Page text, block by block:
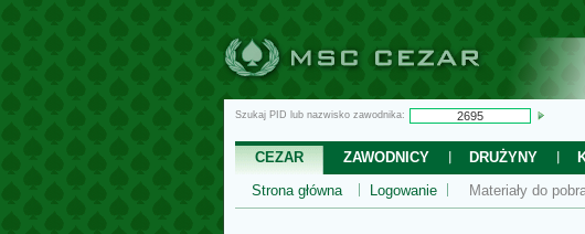
Szukaj PID lub nazwisko zawodnika:
CEZAR ZAWODNICY DRUŻYNY
Strona główna
Logowanie Materiały do